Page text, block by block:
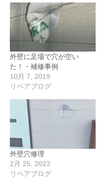
外壁に足場で穴が空い
た！・補修事例
10月 7, 2019
リペアブログ
外壁穴修理
2月 25, 2023
リペアブログ